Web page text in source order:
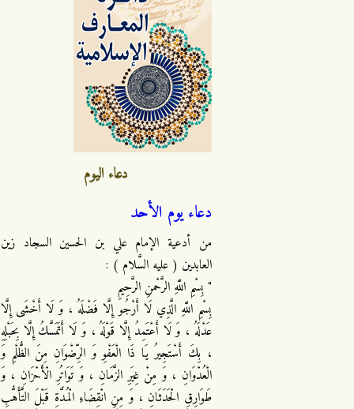
دعاء اليوم
دعاء يوم الأحد
من أدعية الإمام علي بن الحسين السجاد زين
العابدين ( عليه السَّلام ) :
" بِسْمِ اللَّهِ الرَّحْمنِ الرَّحِيمِ
بِسْمِ اللَّهِ الَّذِي لَا أَرْجُو إِلَّا فَضْلَهُ ، وَ لَا أَخْشَى إِلَّا
عَدْلَهُ ، وَ لَا أَعْتَمِدُ إِلَّا قَوْلَهُ ، وَ لَا أَتَمَسَّكُ إِلَّا بِحَبْلِهِ
، بِكَ أَسْتَجِيرُ يَا ذَا الْعَفْوِ وَ الرِّضْوَانِ مِنَ الظُّلْمِ وَ
الْعُدْوَانِ ، وَ مِنْ غِيَرِ الزَّمَانِ ، وَ تَوَاتُرِ الْأَحْزَانِ ، وَ
طَوَارِقِ الْحَدَثَانِ ، وَ مِنِ انْقِضَاءِ الْمُدَّةِ قَبْلَ التَّأَهُّبِ